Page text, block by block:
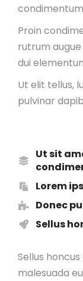
Proin
rutrum augue
dui
Ut elit tellus,
pulvinar
Ut sit
Lorem
Donec
Sellus
Sellus
malesuada